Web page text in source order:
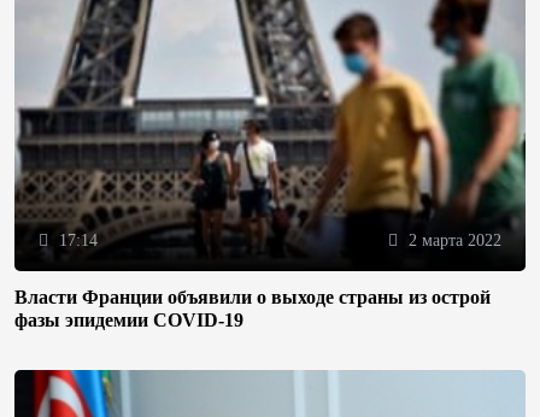
17:14 2 марта 2022
Власти Франции объявили о выходе страны из острой
фазы эпидемии COVID-19